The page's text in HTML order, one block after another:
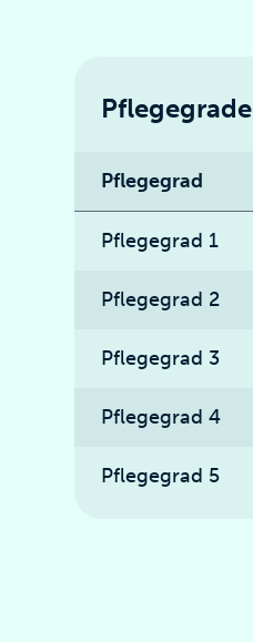
Pflegegrade
Pflegegrad
Pflegegrad 1
Pflegegrad 2
Pflegegrad 3
Pflegegrad 4
Pflegegrad 5